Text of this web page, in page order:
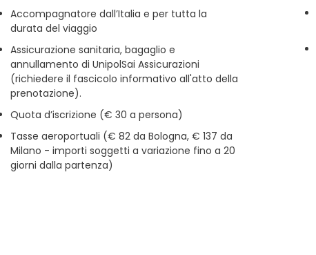
Accompagnatore dall’Italia e per tutta la
durata del viaggio
Assicurazione sanitaria, bagaglio e
annullamento di UnipolSai Assicurazioni
(richiedere il fascicolo informativo all'atto della
prenotazione).
Quota d’iscrizione (€ 30 a persona)
Tasse aeroportuali (€ 82 da Bologna, € 137 da
Milano - importi soggetti a variazione fino a 20
giorni dalla partenza)